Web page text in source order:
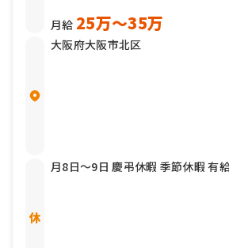
月給 25万〜35万
大阪府大阪市北区
月8日〜9日 慶弔休暇 季節休暇 有